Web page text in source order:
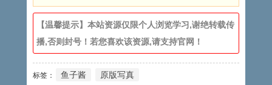
【温馨提示】本站资源仅限个人浏览学习,谢绝转载传
播,否则封号！若您喜欢该资源,请支持官网！
标签： 鱼子酱 原版写真